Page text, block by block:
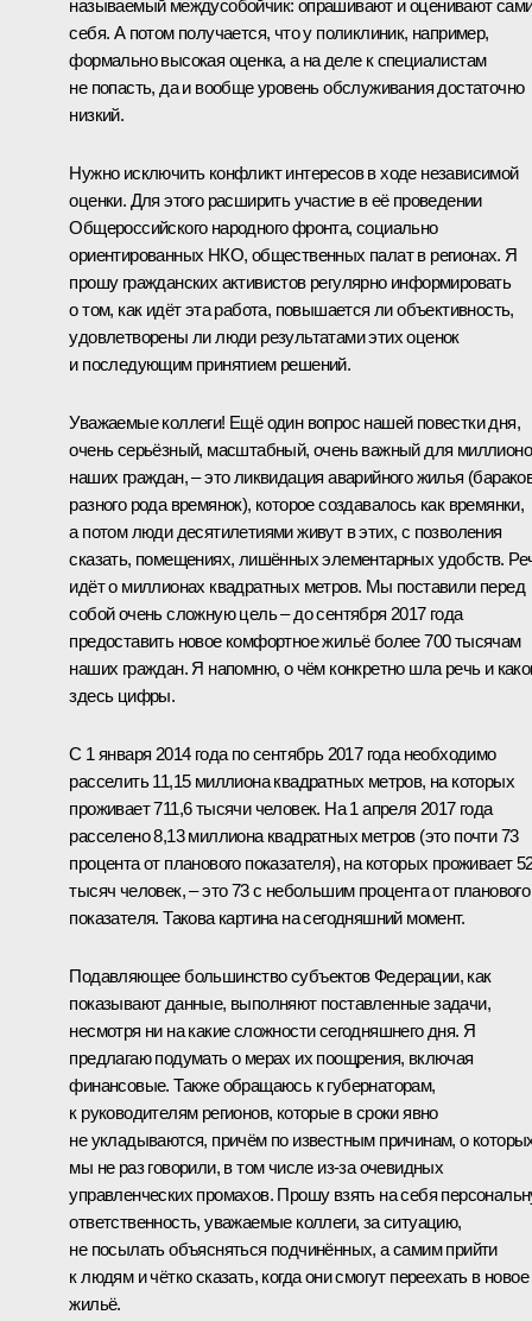
называемый междусобойчик: опрашивают и оценивают
себя. А потом получается, что у поликлиник, например,
формально высокая оценка, а на деле к специалистам
не попасть, да и вообще уровень обслуживания достаточно
низкий.
Нужно исключить конфликт интересов в ходе независимой
оценки. Для этого расширить участие в её проведении
Общероссийского народного фронта, социально
ориентированных НКО, общественных палат в регионах. Я
прошу гражданских активистов регулярно информировать
о том, как идёт эта работа, повышается ли объективность,
удовлетворены ли люди результатами этих оценок
и последующим принятием решений.
Уважаемые коллеги! Ещё один вопрос нашей повестки дня,
очень серьёзный, масштабный, очень важный для
наших граждан, – это ликвидация аварийного жилья
разного рода времянок), которое создавалось как времянки,
а потом люди десятилетиями живут в этих, с позволения
сказать, помещениях, лишённых элементарных удобств.
идёт о миллионах квадратных метров. Мы поставили перед
собой очень сложную цель – до сентября 2017 года
предоставить новое комфортное жильё более 700 тысячам
наших граждан. Я напомню, о чём конкретно шла речь и
здесь цифры.
С 1 января 2014 года по сентябрь 2017 года необходимо
расселить 11,15 миллиона квадратных метров, на которых
проживает 711,6 тысячи человек. На 1 апреля 2017 года
расселено 8,13 миллиона квадратных метров (это почти 73
процента от планового показателя), на которых проживает
тысяч человек, – это 73 с небольшим процента от планового
показателя. Такова картина на сегодняшний момент.
Подавляющее большинство субъектов Федерации, как
показывают данные, выполняют поставленные задачи,
несмотря ни на какие сложности сегодняшнего дня. Я
предлагаю подумать о мерах их поощрения, включая
финансовые. Также обращаюсь к губернаторам,
к руководителям регионов, которые в сроки явно
не укладываются, причём по известным причинам, о
мы не раз говорили, в том числе из-за очевидных
управленческих промахов. Прошу взять на себя
ответственность, уважаемые коллеги, за ситуацию,
не посылать объясняться подчинённых, а самим прийти
к людям и чётко сказать, когда они смогут переехать в новое
жильё.